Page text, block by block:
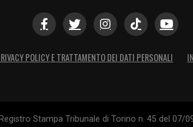
POLICY E TRATTAMENTO DEI DATI PERSONALI
Stampa Tribunale di Torino n. 45 del